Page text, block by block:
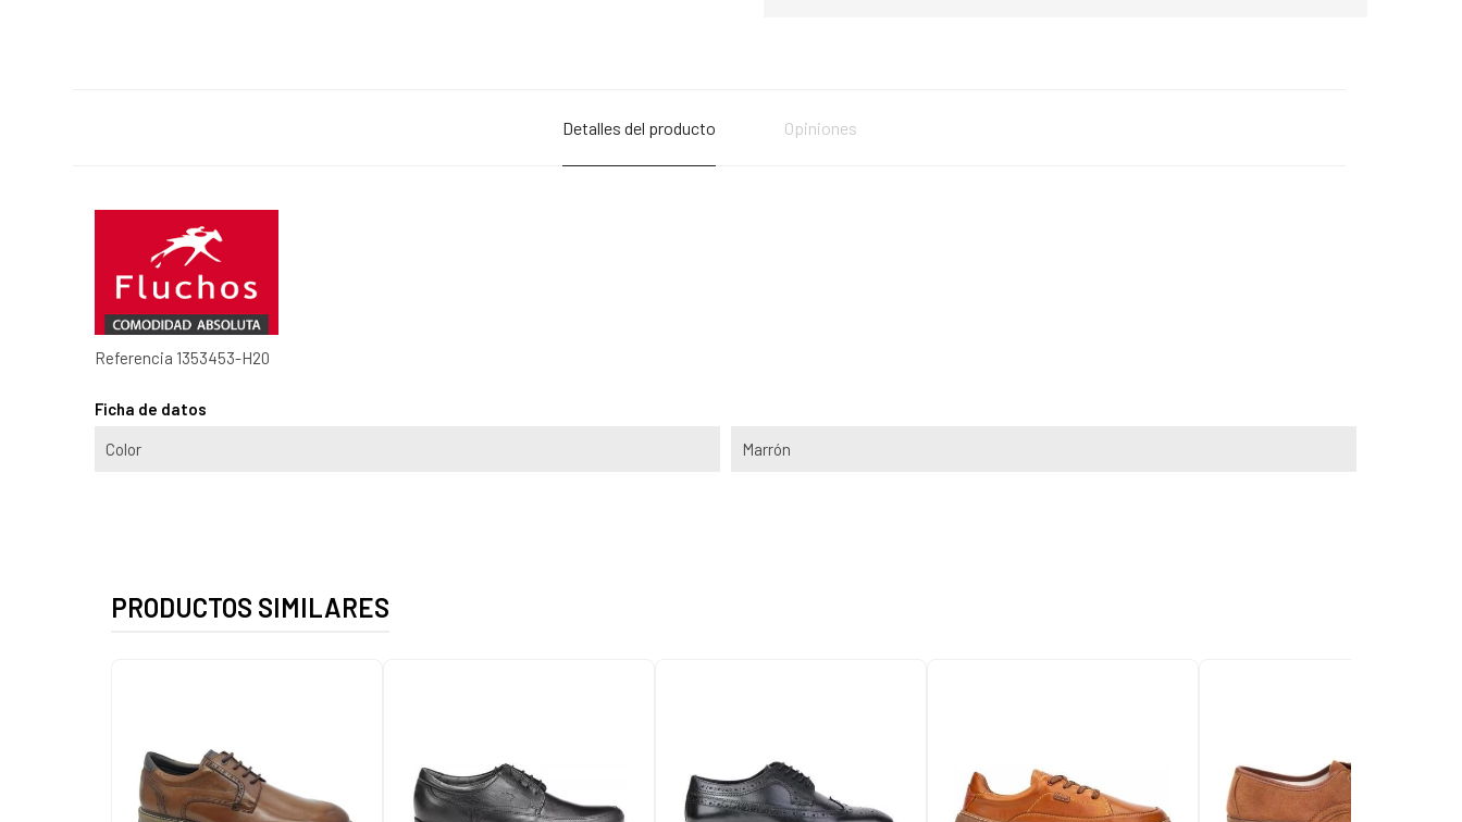
Detalles del producto Opiniones
Referencia 1353453-H20
Ficha de datos
Color Marrón
PRODUCTOS SIMILARES